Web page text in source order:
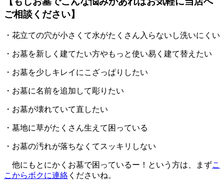
ご相談ください】
・花立ての穴が小さくて水がたくさん入らないし洗いにくい
・お墓を新しく建てたい方やもっと使い易く建て替えたい
・お墓を少しキレイにこざっぱりしたい
・お墓に名前を追加して彫りたい
・お墓が壊れていて直したい
・墓地に草がたくさん生えて困っている
・お墓の汚れが落ちなくてスッキリしない
他にもとにかくお墓で困っているー！という方は、まずこ
こからボクに連絡 くださいね。